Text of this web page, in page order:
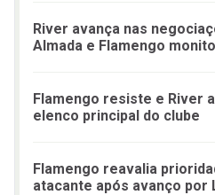
River avança nas
Almada e Flamengo
Flamengo resiste e River
elenco principal do clube
Flamengo reavalia
atacante após avanço por